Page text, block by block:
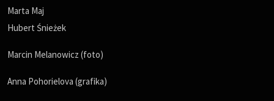
Marta Maj
Hubert Śnieżek
Marcin Melanowicz (foto)
Anna Pohorielova (grafika)